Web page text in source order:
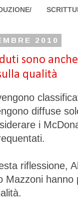
2010
sono
qualità
diffuse
i
riflessione,
Mazzoni